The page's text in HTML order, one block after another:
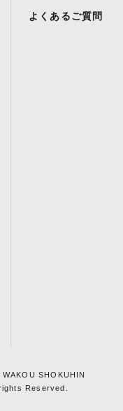
よくあるご質問
SHOKUHIN
Reserved.